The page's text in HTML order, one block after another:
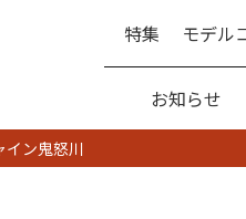
特集 モデル
お知らせ
イン鬼怒川